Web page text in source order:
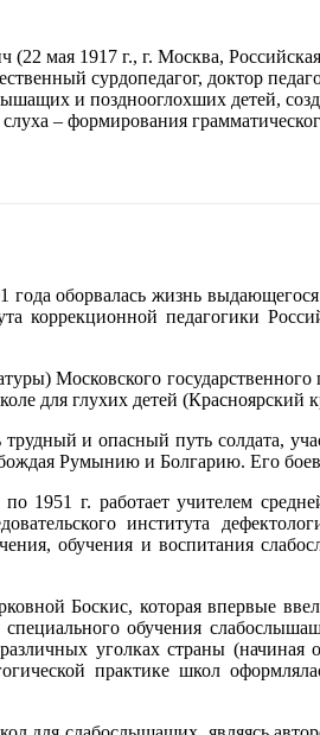
мая 1917 г., г. Москва, Российская
сурдопедагог, доктор
и позднооглохших детей,
‒ формирования
года оборвалась жизнь
коррекционной пе­дагогики
Московского
для глухих детей (Красноярский
и опасный путь солдата,
Румынию и Болгарию. Его
1951 г. работает учителем
института
обучения и воспитания
Боскис, которая впервые
обучения
уголках страны
практике школ